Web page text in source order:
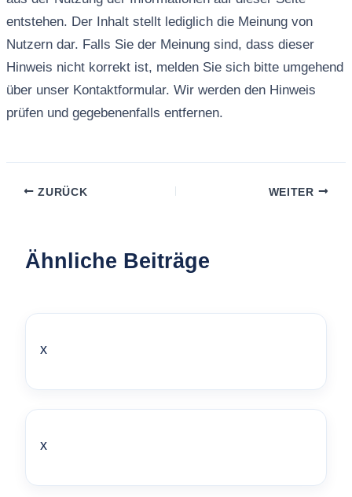
entstehen. Der Inhalt stellt lediglich die Meinung von
Nutzern dar. Falls Sie der Meinung sind, dass dieser
Hinweis nicht korrekt ist, melden Sie sich bitte umgehend
über unser Kontaktformular. Wir werden den Hinweis
prüfen und gegebenenfalls entfernen.
ZURÜCK WEITER
Ähnliche Beiträge
x
x